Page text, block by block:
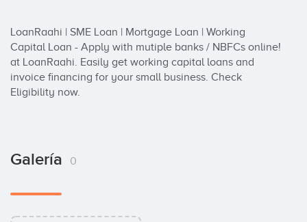
LoanRaahi | SME Loan | Mortgage Loan | Working
Capital Loan - Apply with mutiple banks / NBFCs online!
at LoanRaahi. Easily get working capital loans and
invoice financing for your small business. Check
Eligibility now.
Galería 0